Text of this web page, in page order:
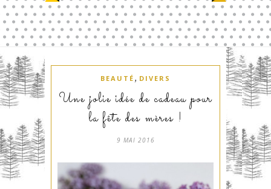
BEAUTÉ , DIVERS
Une jolie idée de cadeau pour
la fête des mères !
9 MAI 2016